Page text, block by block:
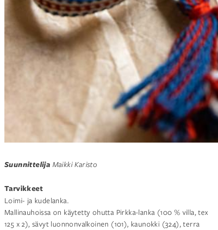
Suunnittelija Maikki Karisto
Tarvikkeet
Loimi- ja kudelanka.
Mallinauhoissa on käytetty ohutta Pirkka-lanka (100 % villa, tex
125 x 2), sävyt luonnonvalkoinen (101), kaunokki (324), terra